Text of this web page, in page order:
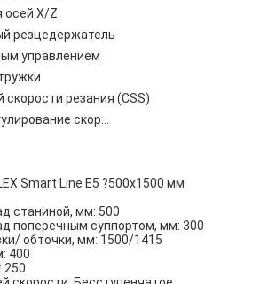
осей X/Z
резцедержатель
управлением
резания (CSS)
скор...
Smart Line E5 ?500х1500 мм
станиной, мм: 500
поперечным суппортом, мм: 300
обточки, мм: 1500/1415
400
250